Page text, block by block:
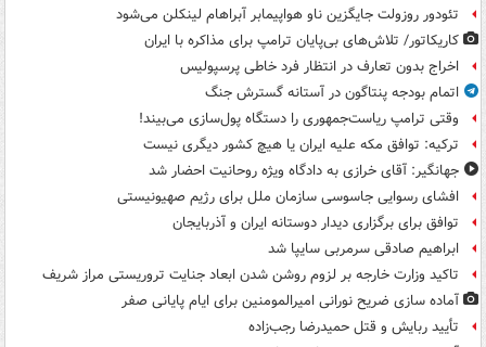
تئودور روزولت جایگزین ناو هواپیمابر آبراهام لینکلن می‌شود
کاریکاتور/ تلاش‌های بی‌پایان ترامپ برای مذاکره با ایران
اخراج بدون تعارف در انتظار فرد خاطی پرسپولیس
اتمام بودجه پنتاگون در آستانه گسترش جنگ
وقتی ترامپ ریاست‌جمهوری را دستگاه پول‌سازی می‌بیند!
ترکیه: توافق مکه علیه ایران یا هیچ کشور دیگری نیست
جهانگیر: آقای خرازی به دادگاه ویژه روحانیت احضار شد
افشای رسوایی جاسوسی سازمان ملل برای رژیم صهیونیستی
توافق برای برگزاری دیدار دوستانه ایران و آذربایجان
ابراهیم صادقی سرمربی سایپا شد
تاکید وزارت خارجه بر لزوم روشن شدن ابعاد جنایت تروریستی مراز شریف
آماده سازی ضریح نورانی امیرالمومنین برای ایام پایانی صفر
تأیید ربایش و قتل حمیدرضا رجب‌زاده